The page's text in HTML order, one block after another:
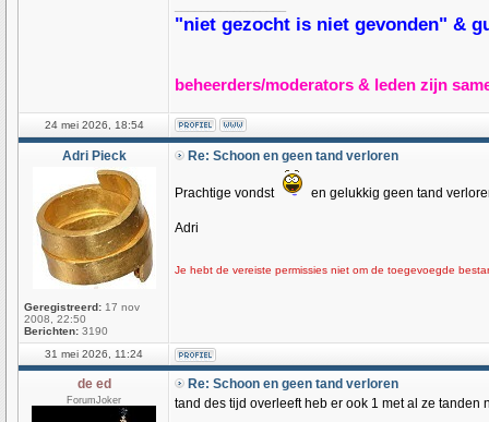
"niet gezocht is niet gevonden" &
beheerders/moderators & leden zijn
24 mei 2026, 18:54
Adri Pieck
Geregistreerd: 17 nov
2008, 22:50
Berichten: 3190
Re: Schoon en geen tand verloren
Prachtige vondst en gelukkig geen tand
Adri
Je hebt de vereiste permissies niet om de toegevoegde
31 mei 2026, 11:24
de ed
ForumJoker
Re: Schoon en geen tand verloren
tand des tijd overleeft heb er ook 1 met al ze tanden